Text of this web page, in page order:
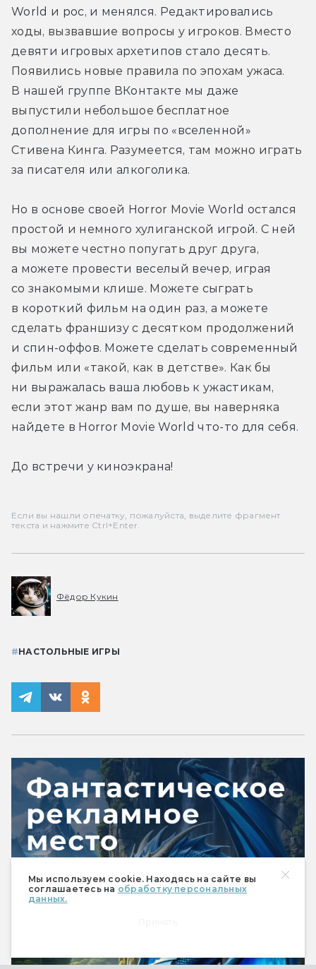
Мы используем cookie. Находясь на сайте вы
соглашаетесь на обработку персональных
данных.
World и рос, и менялся. Редактировались
ходы, вызвавшие вопросы у игроков. Вместо
девяти игровых архетипов стало десять.
Появились новые правила по эпохам ужаса.
В нашей группе ВКонтакте мы даже
выпустили небольшое бесплатное
дополнение для игры по «вселенной»
Стивена Кинга. Разумеется, там можно играть
за писателя или алкоголика.
Но в основе своей Horror Movie World остался
простой и немного хулиганской игрой. С ней
вы можете честно попугать друг друга,
а можете провести веселый вечер, играя
со знакомыми клише. Можете сыграть
в короткий фильм на один раз, а можете
сделать франшизу с десятком продолжений
и спин-оффов. Можете сделать современный
фильм или «такой, как в детстве». Как бы
ни выражалась ваша любовь к ужастикам,
если этот жанр вам по душе, вы наверняка
найдете в Horror Movie World что-то для себя.
До встречи у киноэкрана!
Если вы нашли опечатку, пожалуйста, выделите фрагмент
текста и нажмите Ctrl+Enter.
Фёдор Кукин
#НАСТОЛЬНЫЕ ИГРЫ